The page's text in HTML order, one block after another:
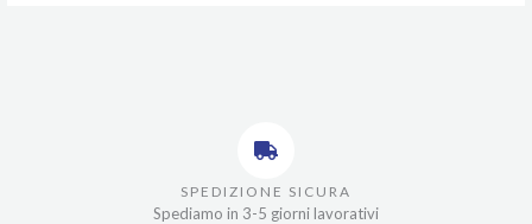
SPEDIZIONE SICURA
Spediamo in 3-5 giorni lavorativi